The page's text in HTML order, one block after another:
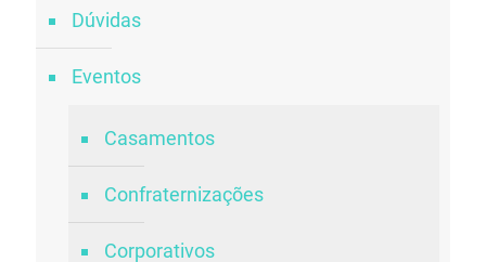
Dúvidas
Eventos
Casamentos
Confraternizações
Corporativos